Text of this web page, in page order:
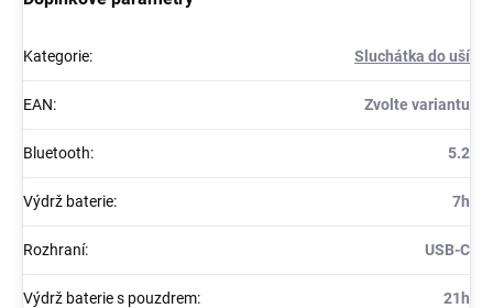
Kategorie: Sluchátka do uší
EAN: Zvolte variantu
Bluetooth: 5.2
Výdrž baterie: 7h
Rozhraní: USB-C
Výdrž baterie s pouzdrem: 21h